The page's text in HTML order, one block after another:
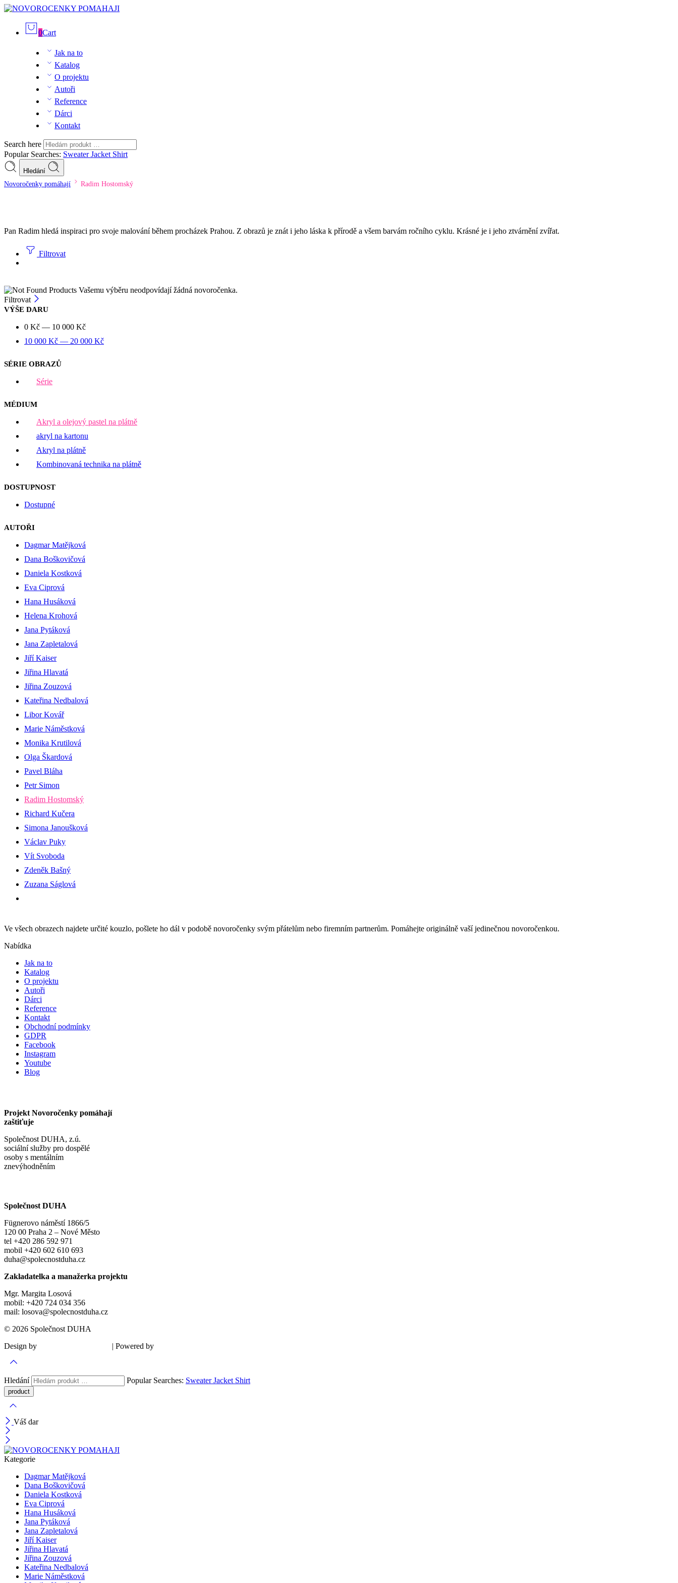
0Cart
Jak na to
Katalog
O projektu
Autoři
Reference
Dárci
Kontakt
Search here
Popular Searches: SweaterJacket Shirt
Hledání
Novoročenky pomáhají Radim Hostomský
Pan Radim hledá inspiraci pro svoje malování během procházek Prahou. Z obrazů je znát i jeho láska k přírodě a všem barvám ročního cyklu. Krásné je i jeho ztvárnění zvířat.
Filtrovat
Vašemu výběru neodpovídají žádná novoročenka.
Filtrovat
VÝŠE DARU
0 Kč — 10 000 Kč
10 000 Kč — 20 000 Kč
SÉRIE OBRAZŮ
Série
MÉDIUM
Akryl a olejový pastel na plátně
akryl na kartonu
Akryl na plátně
Kombinovaná technika na plátně
DOSTUPNOST
Dostupné
AUTOŘI
Dagmar Matějková
Dana Boškovičová
Daniela Kostková
Eva Ciprová
Hana Husáková
Helena Krohová
Jana Pytáková
Jana Zapletalová
Jiří Kaiser
Jiřina Hlavatá
Jiřina Zouzová
Kateřina Nedbalová
Libor Kovář
Marie Náměstková
Monika Krutilová
Olga Škardová
Pavel Bláha
Petr Simon
Radim Hostomský
Richard Kučera
Simona Janoušková
Václav Puky
Vít Svoboda
Zdeněk Bašný
Zuzana Ságlová
Ve všech obrazech najdete určité kouzlo, pošlete ho dál v podobě novoročenky svým přátelům nebo firemním partnerům. Pomáhejte originálně vaší jedinečnou novoročenkou.
Nabídka
Jak na to
Katalog
O projektu
Autoři
Dárci
Reference
Kontakt
Obchodní podmínky
GDPR
Facebook
Instagram
Youtube
Blog
Projekt Novoročenky pomáhají
zaštiťuje
Společnost DUHA, z.ú.
sociální služby pro dospělé
osoby s mentálním
znevýhodněním
Společnost DUHA
Fügnerovo náměstí 1866/5
120 00 Praha 2 – Nové Město
tel +420 286 592 971
mobil +420 602 610 693
duha@spolecnostduha.cz
Zakladatelka a manažerka projektu
Mgr. Margita Losová
mobil: +420 724 034 356
mail: losova@spolecnostduha.cz
© 2026 Společnost DUHA
Design by
| Powered by
Hledání Popular Searches: SweaterJacket Shirt
Váš dar
Kategorie
Dagmar Matějková
Dana Boškovičová
Daniela Kostková
Eva Ciprová
Hana Husáková
Jana Pytáková
Jana Zapletalová
Jiří Kaiser
Jiřina Hlavatá
Jiřina Zouzová
Kateřina Nedbalová
Marie Náměstková